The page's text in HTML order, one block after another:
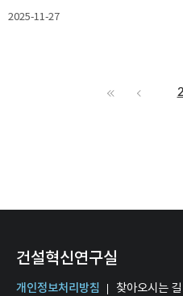
2025-11-27
2
건설혁신연구실
개인정보처리방침 찾아오시는 길